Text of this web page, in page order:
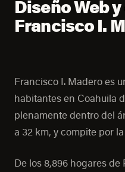
Diseño Web
Francisco I.
Francisco I. Madero es
habitantes en Coahuila
plenamente dentro del
a 32 km, y compite por
De los 8,896 hogares de